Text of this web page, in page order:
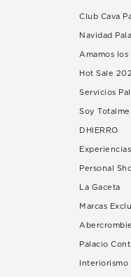
Club Cava
Navidad
Amamos los
Hot Sale
Servicios
Soy
DHIERRO
Personal
La Gaceta
Marcas
Palacio
Interiorismo